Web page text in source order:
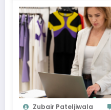
Zubair Pateljiwala